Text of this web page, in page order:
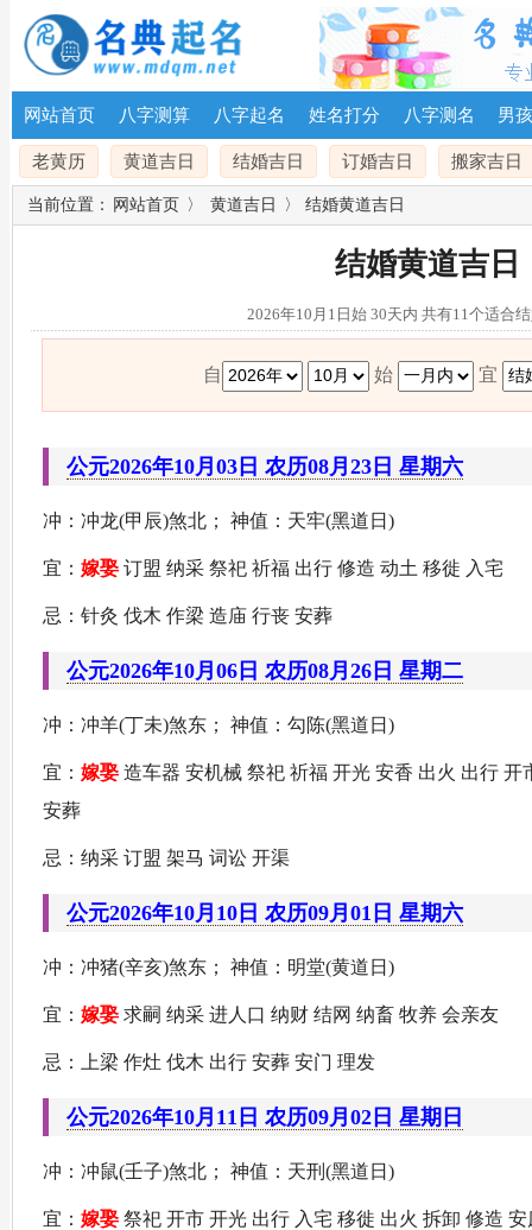
网站首页 八字测算 八字起名 姓名打分 八字测名 男
老黄历 黄道吉日 结婚吉日 订婚吉日 搬家吉日
当前位置： 网站首页 〉 黄道吉日 〉 结婚黄道吉日
结婚黄道吉日
2026年10月1日始 30天内 共有11个适合
自 始 宜
公元2026年10月03日 农历08月23日 星期六
冲：冲龙(甲辰)煞北； 神值：天牢(黑道日)
宜： 嫁娶 订盟 纳采 祭祀 祈福 出行 修造 动土 移徙 入宅
忌：针灸 伐木 作梁 造庙 行丧 安葬
公元2026年10月06日 农历08月26日 星期二
冲：冲羊(丁未)煞东； 神值：勾陈(黑道日)
宜： 嫁娶 造车器 安机械 祭祀 祈福 开光 安香 出火 出行
安葬
忌：纳采 订盟 架马 词讼 开渠
公元2026年10月10日 农历09月01日 星期六
冲：冲猪(辛亥)煞东； 神值：明堂(黄道日)
宜： 嫁娶 求嗣 纳采 进人口 纳财 结网 纳畜 牧养 会亲友
忌：上梁 作灶 伐木 出行 安葬 安门 理发
公元2026年10月11日 农历09月02日 星期日
冲：冲鼠(壬子)煞北； 神值：天刑(黑道日)
宜： 嫁娶 祭祀 开市 开光 出行 入宅 移徙 出火 拆卸 修造 安